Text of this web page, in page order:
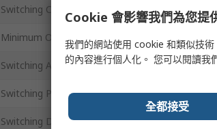
Switching Current
Minimum Operating Temperature
Switching AC Voltage
Switching Power
Switching DC Voltage
Cookie 會影響我們為您提
我們的網站使用 cookie 和類似技
的內容進行個人化。 您可以閱讀我
全都接受